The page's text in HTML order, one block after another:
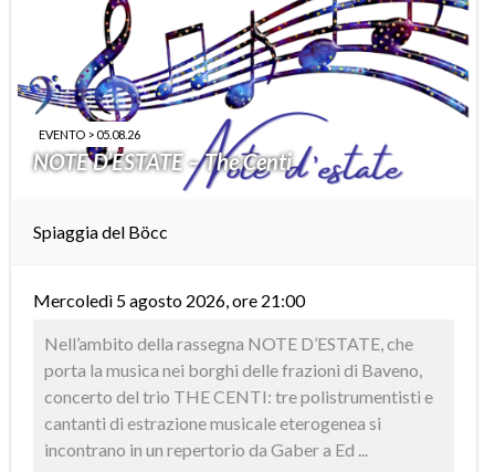
EVENTO > 05.08.26
NOTE D’ESTATE – The Centi
Spiaggia del Böcc
Mercoledì 5 agosto 2026, ore 21:00
Nell’ambito della rassegna NOTE D’ESTATE, che
porta la musica nei borghi delle frazioni di Baveno,
concerto del trio THE CENTI: tre polistrumentisti e
cantanti di estrazione musicale eterogenea si
incontrano in un repertorio da Gaber a Ed ...